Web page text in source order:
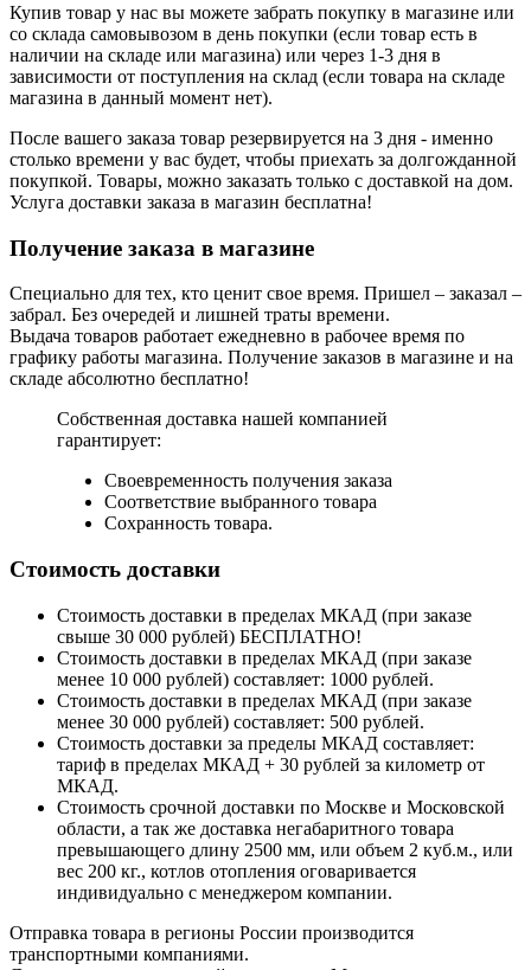
Купив товар у нас вы можете забрать покупку в магазине или
со склада самовывозом в день покупки (если товар есть в
наличии на складе или магазина) или через 1-3 дня в
зависимости от поступления на склад (если товара на складе
магазина в данный момент нет).
После вашего заказа товар резервируется на 3 дня - именно
столько времени у вас будет, чтобы приехать за долгожданной
покупкой. Товары, можно заказать только с доставкой на дом.
Услуга доставки заказа в магазин бесплатна!
Получение заказа в магазине
Специально для тех, кто ценит свое время. Пришел – заказал –
забрал. Без очередей и лишней траты времени.
Выдача товаров работает ежедневно в рабочее время по
графику работы магазина. Получение заказов в магазине и на
складе абсолютно бесплатно!
Собственная доставка нашей компанией
гарантирует:
Своевременность получения заказа
Соответствие выбранного товара
Сохранность товара.
Стоимость доставки
Стоимость доставки в пределах МКАД (при заказе
свыше 30 000 рублей) БЕСПЛАТНО!
Стоимость доставки в пределах МКАД (при заказе
менее 10 000 рублей) составляет: 1000 рублей.
Стоимость доставки в пределах МКАД (при заказе
менее 30 000 рублей) составляет: 500 рублей.
Стоимость доставки за пределы МКАД составляет:
тариф в пределах МКАД + 30 рублей за километр от
МКАД.
Стоимость срочной доставки по Москве и Московской
области, а так же доставка негабаритного товара
превышающего длину 2500 мм, или объем 2 куб.м., или
вес 200 кг., котлов отопления оговаривается
индивидуально с менеджером компании.
Отправка товара в регионы России производится
транспортными компаниями.